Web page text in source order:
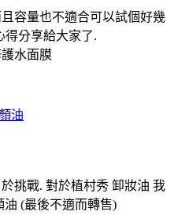
容量也不適合可以試個好幾
得分享給大家了.
水面膜
油
挑戰. 對於植村秀 卸妝油 我
油 (最後不適而轉售)